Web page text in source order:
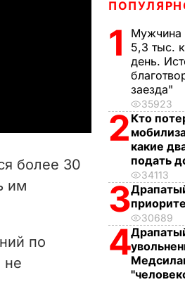
более 30
им
по
не
1
Мужчина
5,3 тыс.
день.
заезда"
35923
2 Кто
какие
подать
34113
3 30689
4